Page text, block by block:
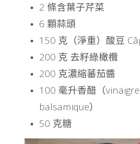
2 條含葉子芹菜
6 顆蒜頭
150 克（淨重）酸豆
200 克 去籽綠橄欖
200 克濃縮蕃茄醬
100 毫升香醋（vinaigre
balsamique）
50 克糖